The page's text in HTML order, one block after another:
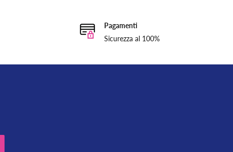
Pagamenti
Sicurezza al 100%